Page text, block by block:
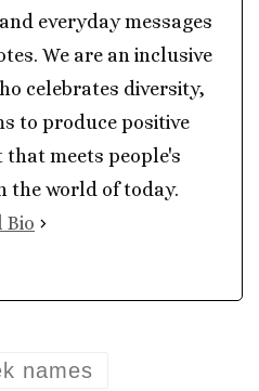
everyday messages
We are an inclusive
celebrates diversity,
to produce positive
that meets people's
the world of today.
Bio
names